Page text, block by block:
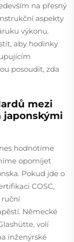
na přesný
aspekty
výkonu.
aby hodinky
posoudit, zda
mezi
japonskými
hodnotíme
opomíjet
Pokud jde o
COSC,
ruční
Německé
volí
inženýrské